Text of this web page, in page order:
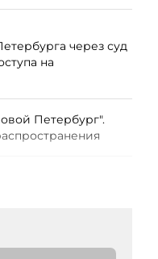
через суд
на
Петербург".